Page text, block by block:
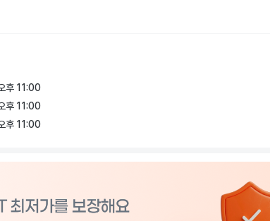
후 11:00
후 11:00
후 11:00